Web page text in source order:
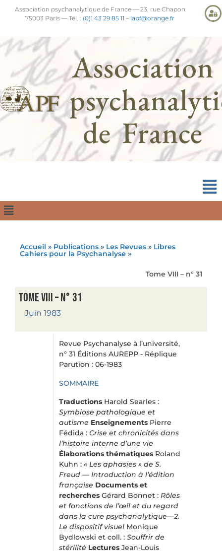
Association psychanalytique de France — 23, rue Chapon
75003 Paris — Tél. : (0)1 43 29 85 11 – lapf@orange.fr
Association
de France
Accueil » Publications » Les Revues » Libres
Cahiers pour la Psychanalyse »
Tome VIII – n° 31
Tome VIII – n° 31
Juin 1983
Revue Psychanalyse à l’université,
n° 31 Éditions AUREPP - Réplique
Parution : 06-1983
SOMMAIRE
Traductions Harold Searles :
Symbiose pathologique et
autisme Enseignements Pierre
Fédida : Crise et chronicités dans
l’histoire interne d’une vie
Élaborations thématiques Roland
Kuhn : « Les aphasies » de S.
Freud — Introduction à l’édition
française Documents et
recherches Gérard Bonnet : Rôles
et fonctions de l’œil et du regard
dans la cure psychanalytique—2.
Le dispositif visuel Monique
Bydlowski et coll. : Souffrir de
stérilité Lectures Jean-Louis